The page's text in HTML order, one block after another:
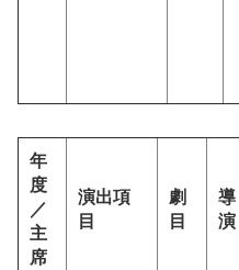
年
度
／
主
席
演出項
目
劇
目
導
演